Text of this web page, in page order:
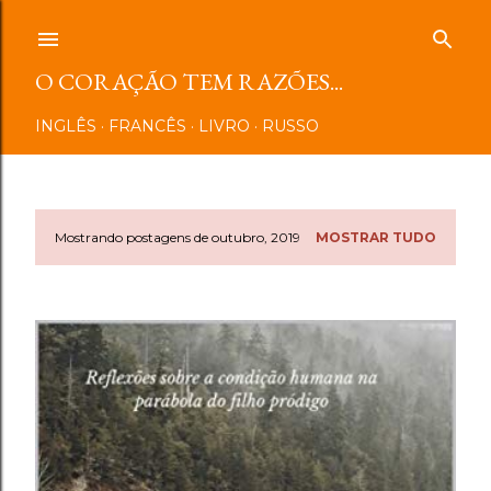
O CORAÇÃO TEM RAZÕES...
INGLÊS FRANCÊS LIVRO RUSSO
P
s
t
a
g
Mostrando postagens de outubro, 2019 MOSTRAR TUDO